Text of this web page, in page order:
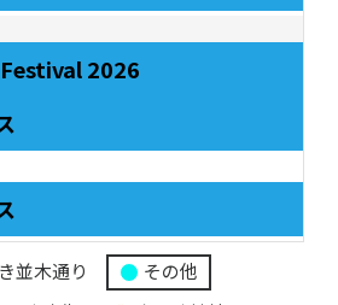
2026
並木通り
その他